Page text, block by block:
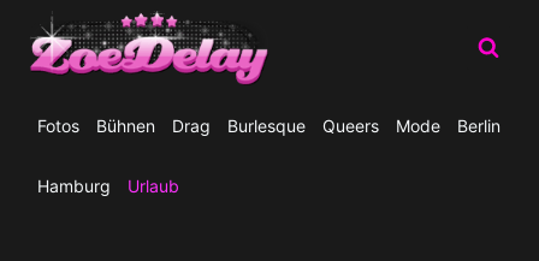
Inhalt
springen
Fotos Bühnen Drag Burlesque Queers Mode Berlin
Hamburg Urlaub